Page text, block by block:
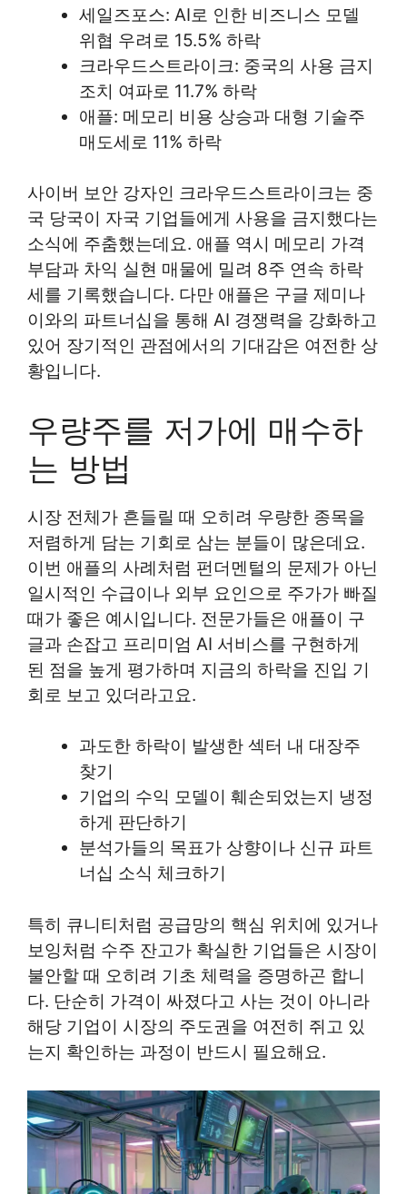
세일즈포스: AI로 인한 비즈니스 모델
위협 우려로 15.5% 하락
크라우드스트라이크: 중국의 사용 금지
조치 여파로 11.7% 하락
애플: 메모리 비용 상승과 대형 기술주
매도세로 11% 하락
사이버 보안 강자인 크라우드스트라이크는 중
국 당국이 자국 기업들에게 사용을 금지했다는
소식에 주춤했는데요. 애플 역시 메모리 가격
부담과 차익 실현 매물에 밀려 8주 연속 하락
세를 기록했습니다. 다만 애플은 구글 제미나
이와의 파트너십을 통해 AI 경쟁력을 강화하고
있어 장기적인 관점에서의 기대감은 여전한 상
황입니다.
우량주를 저가에 매수하
는 방법
시장 전체가 흔들릴 때 오히려 우량한 종목을
저렴하게 담는 기회로 삼는 분들이 많은데요.
이번 애플의 사례처럼 펀더멘털의 문제가 아닌
일시적인 수급이나 외부 요인으로 주가가 빠질
때가 좋은 예시입니다. 전문가들은 애플이 구
글과 손잡고 프리미엄 AI 서비스를 구현하게
된 점을 높게 평가하며 지금의 하락을 진입 기
회로 보고 있더라고요.
과도한 하락이 발생한 섹터 내 대장주
찾기
기업의 수익 모델이 훼손되었는지 냉정
하게 판단하기
분석가들의 목표가 상향이나 신규 파트
너십 소식 체크하기
특히 큐니티처럼 공급망의 핵심 위치에 있거나
보잉처럼 수주 잔고가 확실한 기업들은 시장이
불안할 때 오히려 기초 체력을 증명하곤 합니
다. 단순히 가격이 싸졌다고 사는 것이 아니라
해당 기업이 시장의 주도권을 여전히 쥐고 있
는지 확인하는 과정이 반드시 필요해요.